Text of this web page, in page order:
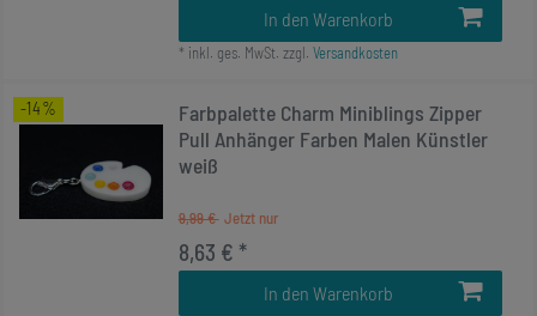
In den Warenkorb
* inkl. ges. MwSt. zzgl. Versandkosten
-14%
Farbpalette Charm Miniblings Zipper
Pull Anhänger Farben Malen Künstler
weiß
9,99 €
8,63 € *
In den Warenkorb